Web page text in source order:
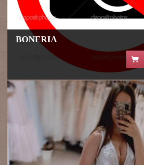
BONERIA